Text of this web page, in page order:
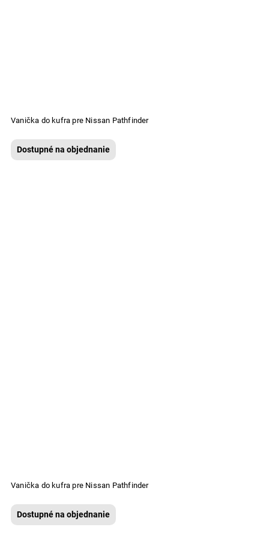
Vanička do kufra pre Nissan Pathfinder
Dostupné na objednanie
Vanička do kufra pre Nissan Pathfinder
Dostupné na objednanie